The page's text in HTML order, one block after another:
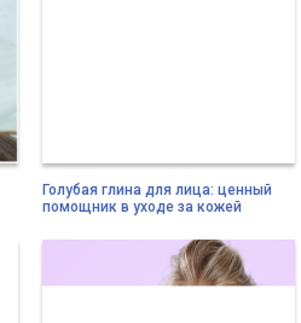
Голубая глина для лица: ценный
помощник в уходе за кожей